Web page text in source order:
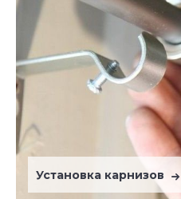
Установка карнизов